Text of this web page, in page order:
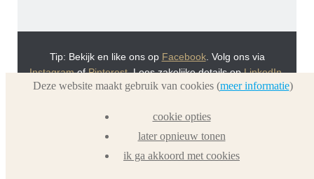
Tip: Bekijk en like ons op Facebook. Volg ons via
InstagramofPinterest. Lees zakelijke details opLinkedIn.
Of bekijk Urnwebshop.nl instructie video's viaYou Tube.
Dierenurnwinkel.nlenGraflantaarn.nl
Deze website maakt gebruik van cookies (meer informatie)
cookie opties
later opnieuw tonen
ik ga akkoord met cookies